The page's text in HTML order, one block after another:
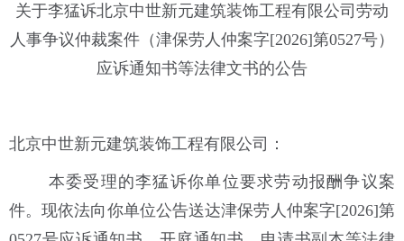
关于李猛诉北京中世新元建筑装饰工程有限公司劳动
人事争议仲裁案件（津保劳人仲案字[2026]第0527号）
应诉通知书等法律文书的公告
北京中世新元建筑装饰工程有限公司：
本委受理的李猛诉你单位要求劳动报酬争议案
件。现依法向你单位公告送达津保劳人仲案字[2026]第